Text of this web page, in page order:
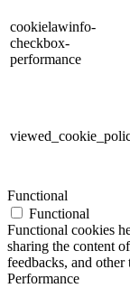
cookielawinfo-
checkbox-
performance
Functional
Functional
Functional cookies
sharing the content
feedbacks, and
Performance